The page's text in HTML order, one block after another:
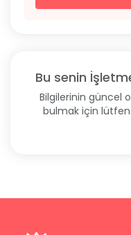
Bu senin
Bilgilerinin güncel
bulmak için lütfen